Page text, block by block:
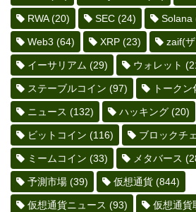
RWA(20) SEC (24) Solana
Web3 (64) XRP (23) zaif(
イーサリアム (29) ウォレット
ステーブルコイン (97) トークン
ニュース (132) ハッキング (20)
ビットコイン (116) ブロックチ
ミームコイン (33) メタバース
予測市場 (39) 仮想通貨 (844)
仮想通貨ニュース (93) 仮想通貨